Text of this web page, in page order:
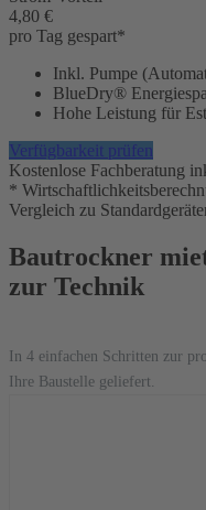
4,80 €
pro Tag gespart*
Inkl. Pumpe
BlueDry®
Hohe Leistung für
Verfügbarkeit prüfen
Kostenlose Fachberatung
*
Vergleich zu
Bautrockner
zur Technik
In 4 einfachen Schritten zur
Ihre Baustelle geliefert.